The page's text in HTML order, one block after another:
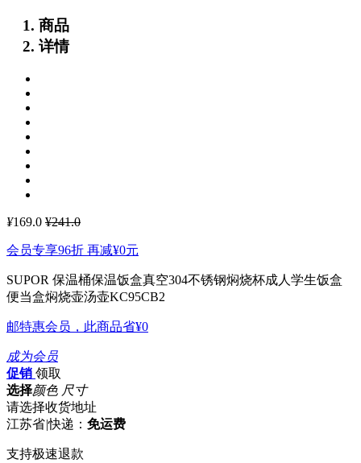
商品
详情
¥169.0 ¥241.0
会员专享96折 再减¥0元
SUPOR 保温桶保温饭盒真空304不锈钢焖烧杯成人学生饭盒
便当盒焖烧壶汤壶KC95CB2
邮特惠会员，此商品省¥0
成为会员
促销 领取
选择颜色 尺寸
请选择收货地址
江苏省|快递： 免运费
支持极速退款